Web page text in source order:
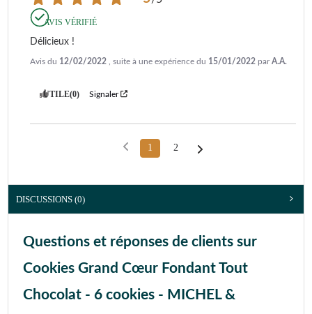
AVIS VÉRIFIÉ
Délicieux !
Avis du 12/02/2022 , suite à une expérience du 15/01/2022 parA.A.
UTILE(0) Signaler
1 2
DISCUSSIONS (0)
Questions et réponses de clients sur
Cookies Grand Cœur Fondant Tout
Chocolat - 6 cookies - MICHEL &